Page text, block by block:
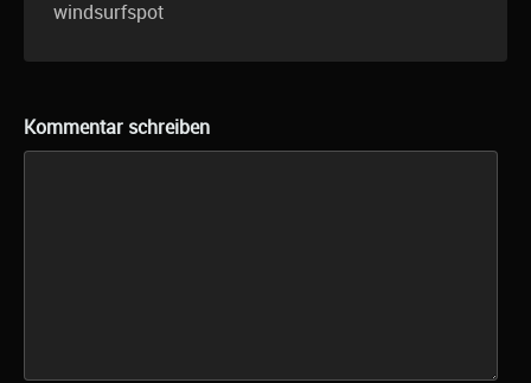
windsurfspot
Kommentar schreiben